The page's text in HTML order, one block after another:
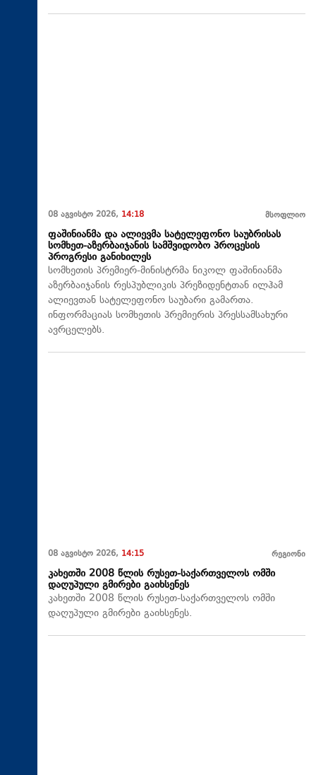
08 აგვისტო 2026, 14:18 მსოფლიო
ფაშინიანმა და ალიევმა სატელეფონო საუბრისას
სომხეთ-აზერბაიჯანის სამშვიდობო პროცესის
პროგრესი განიხილეს
სომხეთის პრემიერ-მინისტრმა ნიკოლ ფაშინიანმა
აზერბაიჯანის რესპუბლიკის პრეზიდენტთან ილჰამ
ალიევთან სატელეფონო საუბარი გამართა.
ინფორმაციას სომხეთის პრემიერის პრესსამსახური
ავრცელებს.
08 აგვისტო 2026, 14:15 რეგიონი
კახეთში 2008 წლის რუსეთ-საქართველოს ომში
დაღუპული გმირები გაიხსენეს
კახეთში 2008 წლის რუსეთ-საქართველოს ომში
დაღუპული გმირები გაიხსენეს.